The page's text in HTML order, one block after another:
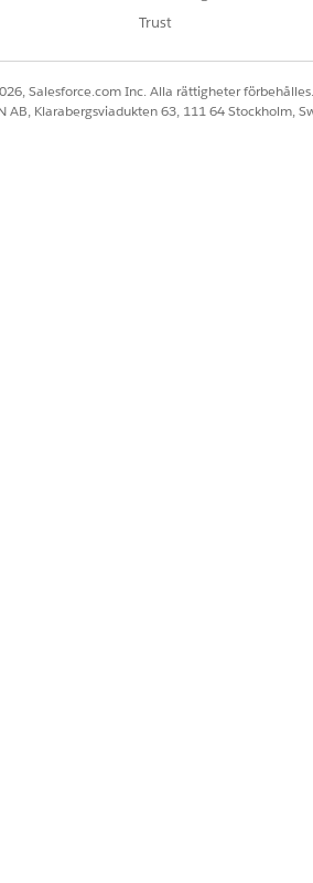
inkluderar en
för användaren.
Trust
Salesforce.com Inc. Alla rättigheter
AB, Klarabergsviadukten 63, 111 64 Stockholm,